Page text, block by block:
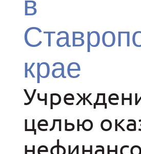
в
крае
целью